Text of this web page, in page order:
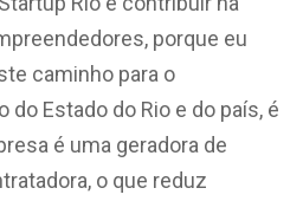
porque eu
caminho para o
Estado do Rio e do país, é
é uma geradora de
o que reduz